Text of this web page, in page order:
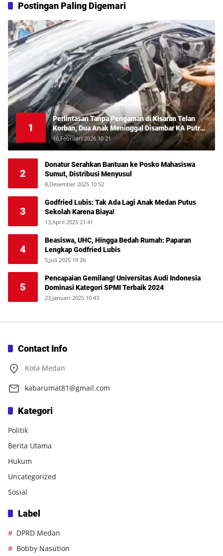
Postingan Paling Digemari
1
Perlintasan Tanpa Pengaman di Kisaran Telan
Korban, Dua Anak Meninggal Disambar KA Putri
Deli
16,Februari 2026 10 21
2
Donatur Serahkan Bantuan ke Posko Mahasiswa
Sumut, Distribusi Menyusul
8,Desember 2025 10 52
3
Godfried Lubis: Tak Ada Lagi Anak Medan Putus
Sekolah Karena Biaya!
13,April 2025 21 41
4
Beasiswa, UHC, Hingga Bedah Rumah: Paparan
Lengkap Godfried Lubis
5,Juli 2025 19 26
5
Pencapaian Gemilang! Universitas Audi Indonesia
Dominasi Kategori SPMI Terbaik 2024
23,Januari 2025 10 43
Contact Info
Kota Medan
kabarumat81@gmail.com
Kategori
Politik
Berita Utama
Hukum
Uncategorized
Sosial
Label
DPRD Medan
Bobby Nasution